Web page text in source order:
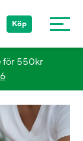
Köp
för 550kr